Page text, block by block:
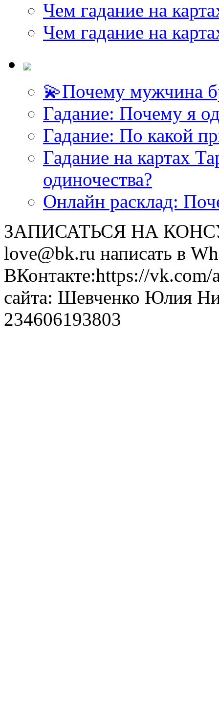
Чем гадание на
Чем гадание на
💫Почему мужчина
Гадание: Почему я
Гадание: По какой
Гадание на картах
одиночества?
Онлайн расклад:
ЗАПИСАТЬСЯ НА
love@bk.ru написать в
ВКонтакте:https://
сайта: Шевченко Юлия
234606193803